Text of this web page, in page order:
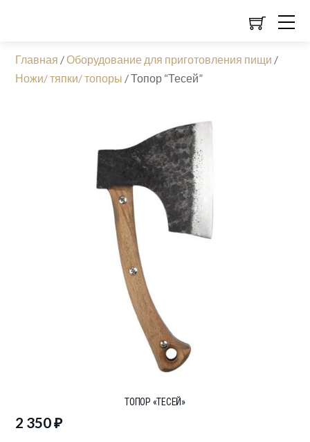
Главная /Оборудование для приготовления пищи /
Ножи/ тяпки/ топоры /Топор “Тесей”
ТОПОР «ТЕСЕЙ»
2 350₽